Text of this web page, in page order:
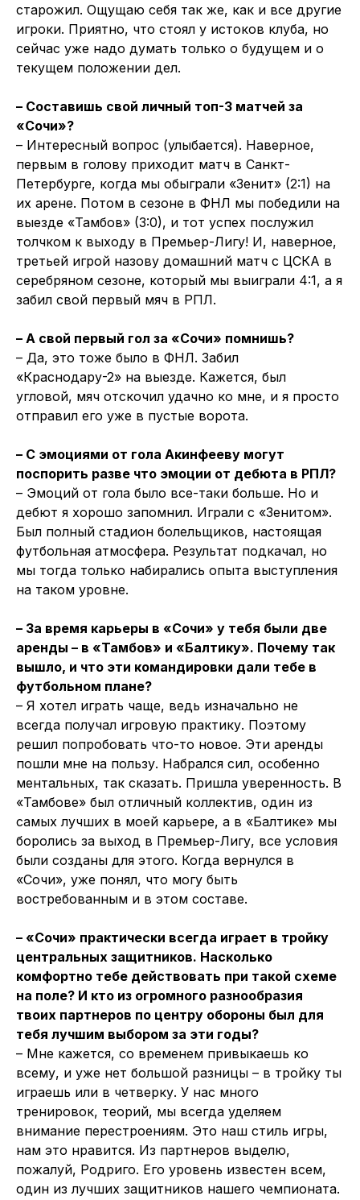
старожил. Ощущаю себя так же, как и все другие
игроки. Приятно, что стоял у истоков клуба, но
сейчас уже надо думать только о будущем и о
текущем положении дел.
– Составишь свой личный топ-3 матчей за
«Сочи»?
– Интересный вопрос (улыбается). Наверное,
первым в голову приходит матч в Санкт-
Петербурге, когда мы обыграли «Зенит» (2:1) на
их арене. Потом в сезоне в ФНЛ мы победили на
выезде «Тамбов» (3:0), и тот успех послужил
толчком к выходу в Премьер-Лигу! И, наверное,
третьей игрой назову домашний матч с ЦСКА в
серебряном сезоне, который мы выиграли 4:1, а я
забил свой первый мяч в РПЛ.
– А свой первый гол за «Сочи» помнишь?
– Да, это тоже было в ФНЛ. Забил
«Краснодару-2» на выезде. Кажется, был
угловой, мяч отскочил удачно ко мне, и я просто
отправил его уже в пустые ворота.
– С эмоциями от гола Акинфееву могут
поспорить разве что эмоции от дебюта в РПЛ?
– Эмоций от гола было все-таки больше. Но и
дебют я хорошо запомнил. Играли с «Зенитом».
Был полный стадион болельщиков, настоящая
футбольная атмосфера. Результат подкачал, но
мы тогда только набирались опыта выступления
на таком уровне.
– За время карьеры в «Сочи» у тебя были две
аренды – в «Тамбов» и «Балтику». Почему так
вышло, и что эти командировки дали тебе в
футбольном плане?
– Я хотел играть чаще, ведь изначально не
всегда получал игровую практику. Поэтому
решил попробовать что-то новое. Эти аренды
пошли мне на пользу. Набрался сил, особенно
ментальных, так сказать. Пришла уверенность. В
«Тамбове» был отличный коллектив, один из
самых лучших в моей карьере, а в «Балтике» мы
боролись за выход в Премьер-Лигу, все условия
были созданы для этого. Когда вернулся в
«Сочи», уже понял, что могу быть
востребованным и в этом составе.
– «Сочи» практически всегда играет в тройку
центральных защитников. Насколько
комфортно тебе действовать при такой схеме
на поле? И кто из огромного разнообразия
твоих партнеров по центру обороны был для
тебя лучшим выбором за эти годы?
– Мне кажется, со временем привыкаешь ко
всему, и уже нет большой разницы – в тройку ты
играешь или в четверку. У нас много
тренировок, теорий, мы всегда уделяем
внимание перестроениям. Это наш стиль игры,
нам это нравится. Из партнеров выделю,
пожалуй, Родриго. Его уровень известен всем,
один из лучших защитников нашего чемпионата.